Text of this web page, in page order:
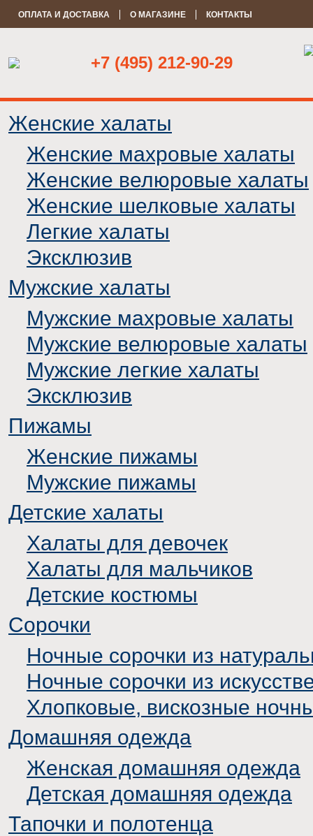
ОПЛАТА И ДОСТАВКА О МАГАЗИНЕ КОНТАКТЫ
+7 (495) 212-90-29
Женские халаты
Женские махровые халаты
Женские велюровые халаты
Женские шелковые халаты
Легкие халаты
Эксклюзив
Мужские халаты
Мужские махровые халаты
Мужские велюровые халаты
Мужские легкие халаты
Эксклюзив
Пижамы
Женские пижамы
Мужские пижамы
Детские халаты
Халаты для девочек
Халаты для мальчиков
Детские костюмы
Сорочки
Ночные сорочки из
Ночные сорочки из
Хлопковые, вискозные
Домашняя одежда
Женская домашняя одежда
Детская домашняя одежда
Тапочки и полотенца